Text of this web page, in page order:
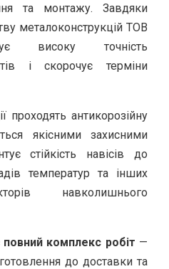
та монтажу. Завдяки
металоконструкцій ТОВ
високу точність
і скорочує терміни
проходять антикорозійну
якісними захисними
стійкість навісів до
температур та інших
навколишнього
комплекс робіт —
до доставки та